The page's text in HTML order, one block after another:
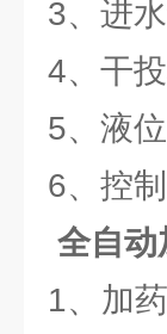
3、进
4、干
5、液
6、控
全自动
1、加